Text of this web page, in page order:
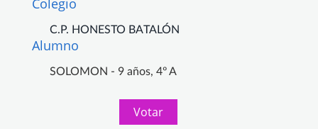
Colegio
C.P. HONESTO BATALÓN
Alumno
SOLOMON - 9 años, 4º A
Votar